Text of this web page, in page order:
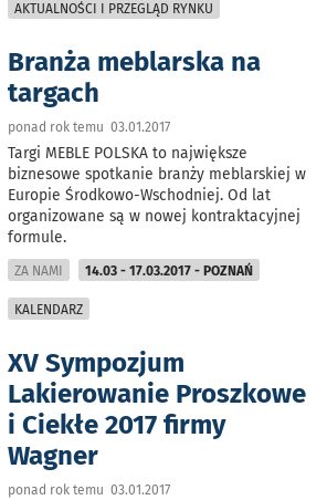
AKTUALNOŚCI I PRZEGLĄD RYNKU
Branża meblarska na
targach
ponad rok temu 03.01.2017
Targi MEBLE POLSKA to największe
biznesowe spotkanie branży meblarskiej w
Europie Środkowo-Wschodniej. Od lat
organizowane są w nowej kontraktacyjnej
formule.
ZA NAMI 14.03 - 17.03.2017 - POZNAŃ
KALENDARZ
XV Sympozjum
Lakierowanie Proszkowe
i Ciekłe 2017 firmy
Wagner
ponad rok temu 03.01.2017